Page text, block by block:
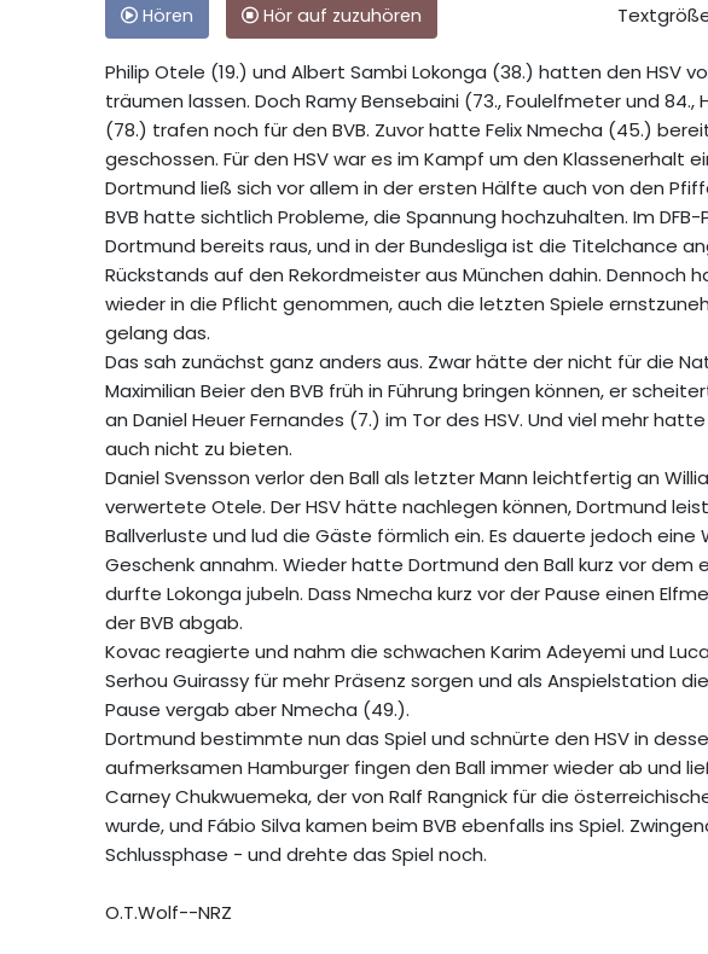
Hören Hör auf zuzuhören
Philip Otele (19.) und Albert Sambi Lokonga (38.) hatten den HSV
träumen lassen. Doch Ramy Bensebaini (73., Foulelfmeter und
(78.) trafen noch für den BVB. Zuvor hatte Felix Nmecha (45.)
geschossen. Für den HSV war es im Kampf um den Klassenerhalt
Dortmund ließ sich vor allem in der ersten Hälfte auch von den
BVB hatte sichtlich Probleme, die Spannung hochzuhalten. Im
Dortmund bereits raus, und in der Bundesliga ist die Titelchance
Rückstands auf den Rekordmeister aus München dahin. Dennoch
wieder in die Pflicht genommen, auch die letzten Spiele
gelang das.
Das sah zunächst ganz anders aus. Zwar hätte der nicht für die
Maximilian Beier den BVB früh in Führung bringen können, er
an Daniel Heuer Fernandes (7.) im Tor des HSV. Und viel mehr
auch nicht zu bieten.
Daniel Svensson verlor den Ball als letzter Mann leichtfertig an
verwertete Otele. Der HSV hätte nachlegen können, Dortmund
Ballverluste und lud die Gäste förmlich ein. Es dauerte jedoch
Geschenk annahm. Wieder hatte Dortmund den Ball kurz vor dem
durfte Lokonga jubeln. Dass Nmecha kurz vor der Pause einen
der BVB abgab.
Kovac reagierte und nahm die schwachen Karim Adeyemi und
Serhou Guirassy für mehr Präsenz sorgen und als Anspielstation
Pause vergab aber Nmecha (49.).
Dortmund bestimmte nun das Spiel und schnürte den HSV in
aufmerksamen Hamburger fingen den Ball immer wieder ab und
Carney Chukwuemeka, der von Ralf Rangnick für die
wurde, und Fábio Silva kamen beim BVB ebenfalls ins Spiel.
Schlussphase - und drehte das Spiel noch.
O.T.Wolf--NRZ